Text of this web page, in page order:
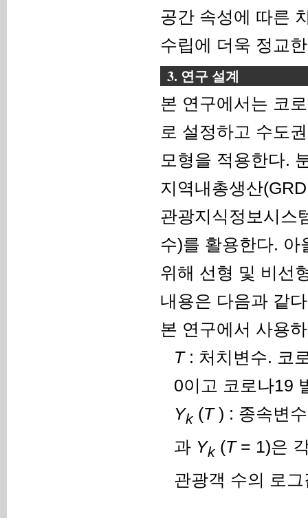
공간 속성에 따른
수립에 더욱 정교
3. 연구 설계
본 연구에서는 코
로 설정하고 수도
모형을 적용한다.
지역내총생산
관광지식정보시스
수)를 활용한다. 아
위해 선형 및 비선
내용은 다음과 같
본 연구에서 사용
T: 처치변수. 코
0이고 코로나19
Yk (T) : 종속변
과 Yk (T= 1)은
관광객 수의 로